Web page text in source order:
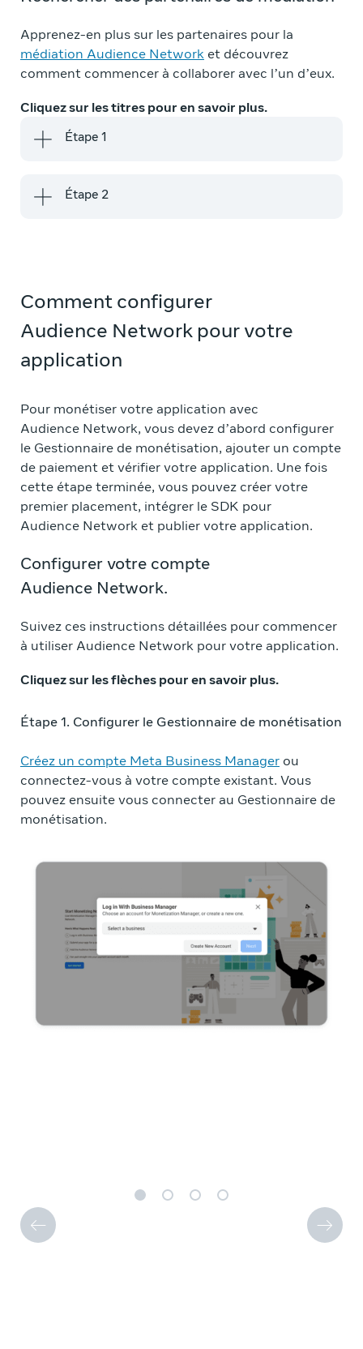
Apprenez-en plus sur les partenaires pour la
médiation Audience Network et découvrez
comment commencer à collaborer avec l’un d’eux.
Cliquez sur les titres pour en savoir plus.
Étape 1
Étape 2
Comment configurer
Audience Network pour votre
application
Pour monétiser votre application avec
Audience Network, vous devez d’abord configurer
le Gestionnaire de monétisation, ajouter un compte
de paiement et vérifier votre application. Une fois
cette étape terminée, vous pouvez créer votre
premier placement, intégrer le SDK pour
Audience Network et publier votre application.
Configurer votre compte
Audience Network.
Suivez ces instructions détaillées pour commencer
à utiliser Audience Network pour votre application.
Cliquez sur les flèches pour en savoir plus.
Étape 1. Configurer le Gestionnaire de monétisation
Créez un compte Meta Business Manager ou
connectez-vous à votre compte existant. Vous
pouvez ensuite vous connecter au Gestionnaire de
monétisation.